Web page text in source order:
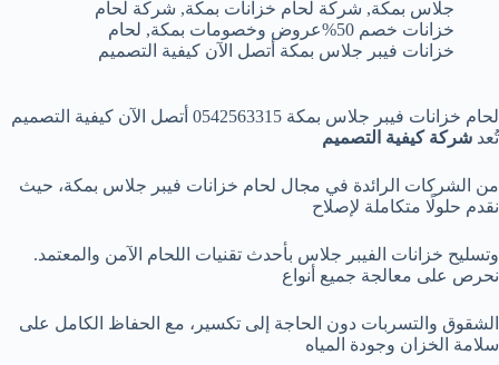
جلاس بمكة, شركة لحام خزانات بمكة, شركة لحام
خزانات خصم 50%عروض وخصومات بمكة
, لحام
خزانات فيبر جلاس بمكة أتصل الآن كيفية التصميم
لحام خزانات فيبر جلاس بمكة 0542563315 أتصل الآن كيفية التصميم
تُعد شركة كيفية التصميم
من الشركات الرائدة في مجال لحام خزانات فيبر جلاس بمكة، حيث
نقدم حلولًا متكاملة لإصلاح
وتسليح خزانات الفيبر جلاس بأحدث تقنيات اللحام الآمن والمعتمد.
نحرص على معالجة جميع أنواع
الشقوق والتسربات دون الحاجة إلى تكسير، مع الحفاظ الكامل على
سلامة الخزان وجودة المياه